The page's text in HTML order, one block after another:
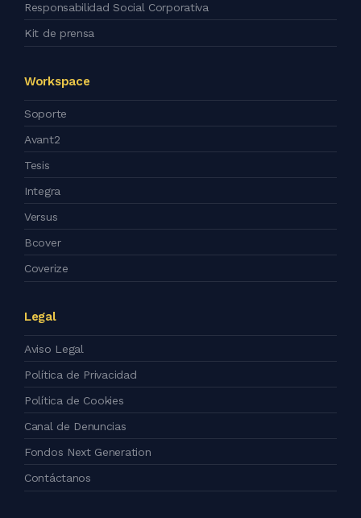
Responsabilidad Social Corporativa
Kit de prensa
Workspace
Soporte
Avant2
Tesis
Integra
Versus
Bcover
Coverize
Legal
Aviso Legal
Política de Privacidad
Política de Cookies
Canal de Denuncias
Fondos Next Generation
Contáctanos